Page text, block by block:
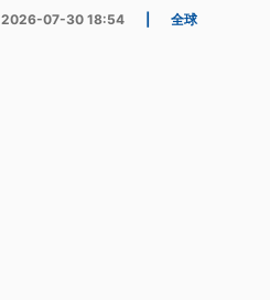
2026-07-30 18:54 全球